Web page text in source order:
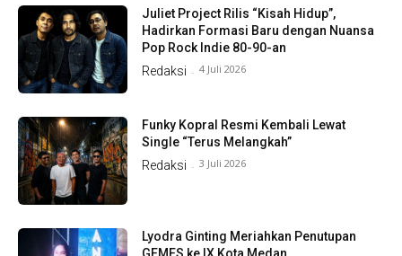
Juliet Project Rilis “Kisah Hidup”,
Hadirkan Formasi Baru dengan Nuansa
Pop Rock Indie 80-90-an
Redaksi - 4 Juli 2026
Funky Kopral Resmi Kembali Lewat
Single “Terus Melangkah”
Redaksi - 3 Juli 2026
Lyodra Ginting Meriahkan Penutupan